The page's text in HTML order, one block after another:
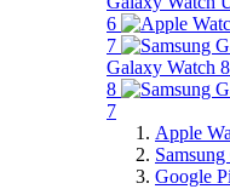
6
7
Galaxy Watch
8
7
Apple
Google